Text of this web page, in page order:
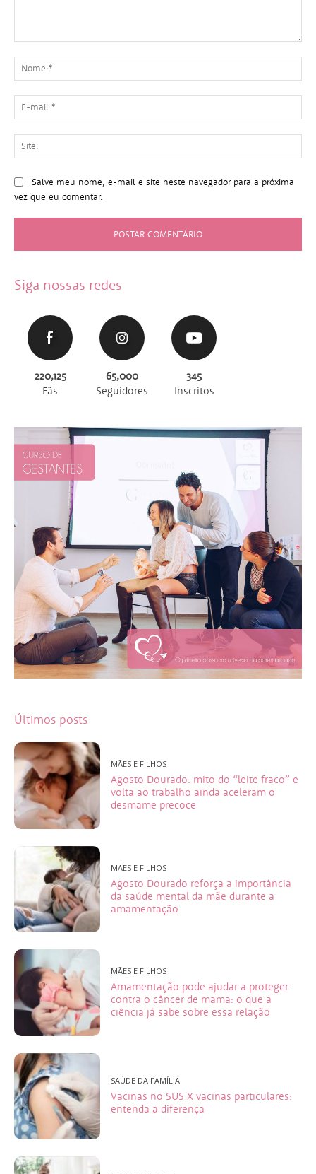
Salve meu nome, e-mail e site neste navegador para a próxima
vez que eu comentar.
Siga nossas redes
220,125
Fãs
65,000
Seguidores
345
Inscritos
Últimos posts
MÃES E FILHOS
Agosto Dourado: mito do “leite fraco” e
volta ao trabalho ainda aceleram o
desmame precoce
MÃES E FILHOS
Agosto Dourado reforça a importância
da saúde mental da mãe durante a
amamentação
MÃES E FILHOS
Amamentação pode ajudar a proteger
contra o câncer de mama: o que a
ciência já sabe sobre essa relação
SAÚDE DA FAMÍLIA
Vacinas no SUS X vacinas particulares:
entenda a diferença